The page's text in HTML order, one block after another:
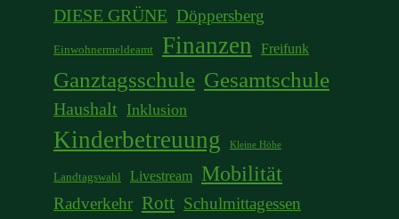
DIESE GRÜNE Döppersberg
Einwohnermeldeamt Finanzen Freifunk
Ganztagsschule Gesamtschule
Haushalt Inklusion
Kinderbetreuung Kleine Höhe
Landtagswahl Livestream Mobilität
Radverkehr Rott Schulmittagessen